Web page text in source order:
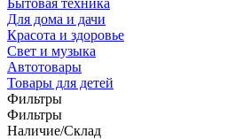
Бытовая техника
Для дома и дачи
Красота и здоровье
Свет и музыка
Автотовары
Товары для детей
Фильтры
Фильтры
Наличие/Склад